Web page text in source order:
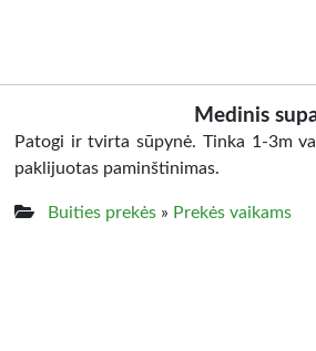
Medinis
Patogi ir tvirta sūpynė. Tinka 1-3m
paklijuotas paminštinimas.
Buities prekės» Prekės vaikams